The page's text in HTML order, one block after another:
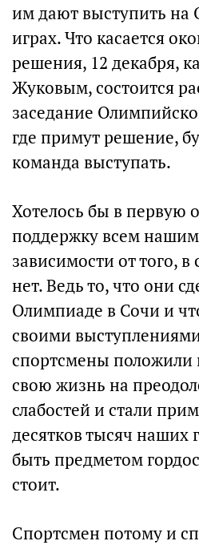
им дают выступить на
играх. Что касается
решения, 12 декабря,
Жуковым, состоится
заседание
где примут решение,
команда выступать.
Хотелось бы в первую
поддержку всем
зависимости от того,
нет. Ведь то, что они
Олимпиаде в Сочи и
своими
спортсмены положили
свою жизнь на
слабостей и стали
десятков тысяч наших
быть предметом
стоит.
Спортсмен потому и